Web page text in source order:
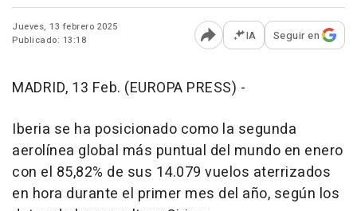
Jueves, 13 febrero 2025
Publicado: 13:18
Abrir opciones para
IA Seguir en
MADRID, 13 Feb. (EUROPA PRESS) -
Iberia se ha posicionado como la segunda
aerolínea global más puntual del mundo en enero
con el 85,82% de sus 14.079 vuelos aterrizados
en hora durante el primer mes del año, según los